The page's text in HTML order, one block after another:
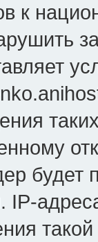
к
будет
IP-